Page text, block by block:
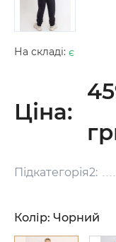
На складі: є
Ціна:
Підкатегорія2:
Колір: Чорний